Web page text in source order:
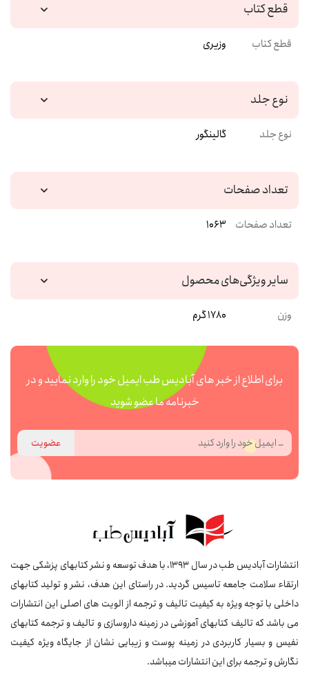
قطع کتاب
قطع کتاب وزیری
نوع جلد
نوع جلد گالینگور
تعداد صفحات
تعداد صفحات 1063
سایر ویژگی‌های محصول
وزن 1780 گرم
برای اطلاع از خبر های آبادیس طب ایمیل خود را وارد نمایید و در
خبرنامه ما عضو شوید
عضویت
انتشارات آبادیس طب در سال 1393، با هدف توسعه و نشر کتابهای پزشکی جهت
ارتقاء سلامت جامعه تاسیس گردید. در راستای این هدف، نشر و تولید کتابهای
داخلی با توجه ویژه به کیفیت تالیف و ترجمه از الویت های اصلی این انتشارات
می باشد که تالیف کتابهای آموزشی در زمینه داروسازی و تالیف و ترجمه کتابهای
نفیس و بسیار کاربردی در زمینه پوست و زیبایی نشان از جایگاه ویژه کیفیت
نگارش و ترجمه برای این انتشارات میباشد.